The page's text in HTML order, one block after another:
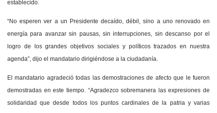
establecido.
“No esperen ver a un Presidente decaído, débil, sino a uno renovado en
energía para avanzar sin pausas, sin interrupciones, sin descanso por el
logro de los grandes objetivos sociales y políticos trazados en nuestra
agenda”, dijo el mandatario dirigiéndose a la ciudadanía.
El mandatario agradeció todas las demostraciones de afecto que le fueron
demostradas en este tiempo. “Agradezco sobremanera las expresiones de
solidaridad que desde todos los puntos cardinales de la patria y varias